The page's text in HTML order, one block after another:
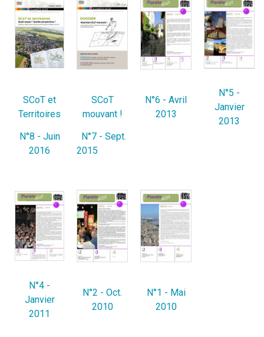
SCoT et
Territoires
SCoT
mouvant !
N°6 - Avril
2013
N°5 -
Janvier
2013
N°8 - Juin
2016
N°7 - Sept.
2015
N°4 -
Janvier
2011
N°2 - Oct.
2010
N°1 - Mai
2010